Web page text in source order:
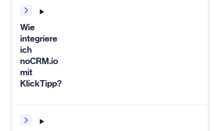
Wie
integriere
ich
noCRM.io
mit
KlickTipp?